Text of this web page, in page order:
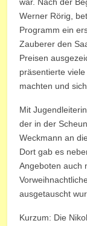
Werner Rörig,
Programm ein
Zauberer den
Preisen
präsentierte
machten und
Mit
der in der
Weckmann an
Dort gab es
Angeboten auch
ausgetauscht
Kurzum: Die